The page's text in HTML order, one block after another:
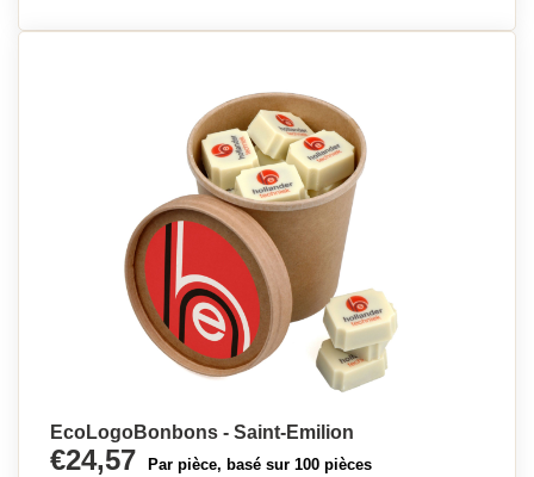
EcoLogoBonbons - Saint-Emilion
€24,57 Par pièce, basé sur 100 pièces